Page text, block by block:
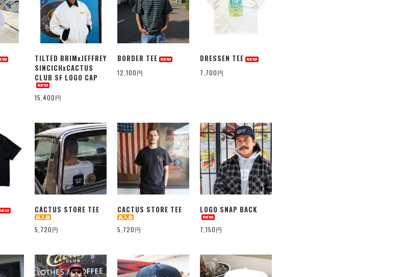
TILTED BRIMxJEFFREY
SINCICHxCACTUS
CLUB SF LOGO CAP
15,400円
BORDER TEE
12,100円
DRESSEN TEE
7,700円
CACTUS STORE TEE
5,720円
CACTUS STORE TEE
5,720円
LOGO SNAP BACK
7,150円